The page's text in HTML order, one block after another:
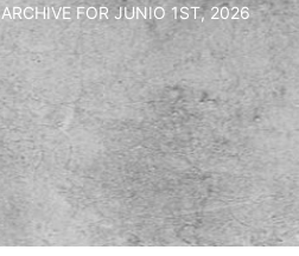
ARCHIVE FOR JUNIO 1ST, 2026